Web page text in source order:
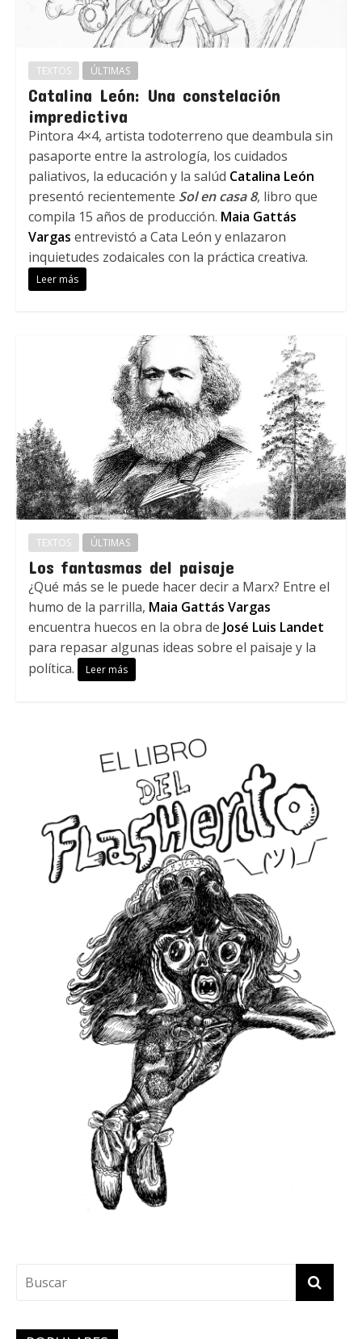
TEXTOS ÚLTIMAS
Catalina León: Una constelación
impredictiva
Pintora 4×4, artista todoterreno que deambula sin
pasaporte entre la astrología, los cuidados
paliativos, la educación y la salúd Catalina León
presentó recientemente Sol en casa 8, libro que
compila 15 años de producción. Maia Gattás
Vargas entrevistó a Cata León y enlazaron
inquietudes zodaicales con la práctica creativa.
Leer más
TEXTOS ÚLTIMAS
Los fantasmas del paisaje
¿Qué más se le puede hacer decir a Marx? Entre el
humo de la parrilla, Maia Gattás Vargas
encuentra huecos en la obra de José Luis Landet
para repasar algunas ideas sobre el paisaje y la
política.
Leer más